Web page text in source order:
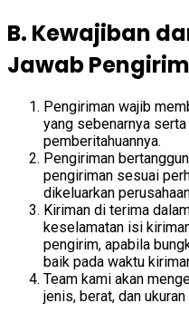
B. Kewajiban
Jawab Pengirim
Pengiriman wajib
yang sebenarnya
pemberitahuannya.
Pengiriman
pengiriman sesuai
dikeluarkan
Kiriman di terima
keselamatan isi
pengirim, apabila
baik pada waktu
Team kami akan
jenis, berat, dan